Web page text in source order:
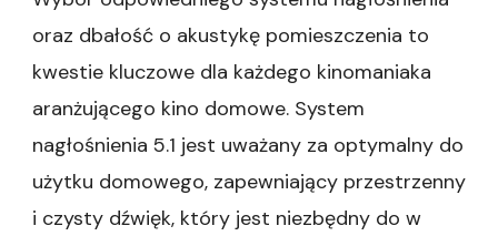
oraz dbałość o akustykę pomieszczenia to
kwestie kluczowe dla każdego kinomaniaka
aranżującego kino domowe. System
nagłośnienia 5.1 jest uważany za optymalny do
użytku domowego, zapewniający przestrzenny
i czysty dźwięk, który jest niezbędny do w